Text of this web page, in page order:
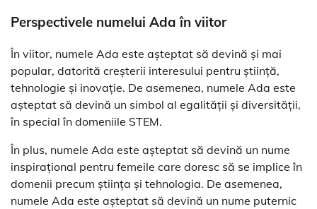
Perspectivele numelui Ada în viitor
În viitor, numele Ada este așteptat să devină și mai
popular, datorită creșterii interesului pentru știință,
tehnologie și inovație. De asemenea, numele Ada este
așteptat să devină un simbol al egalității și diversității,
în special în domeniile STEM.
În plus, numele Ada este așteptat să devină un nume
inspirațional pentru femeile care doresc să se implice în
domenii precum știința și tehnologia. De asemenea,
numele Ada este așteptat să devină un nume puternic